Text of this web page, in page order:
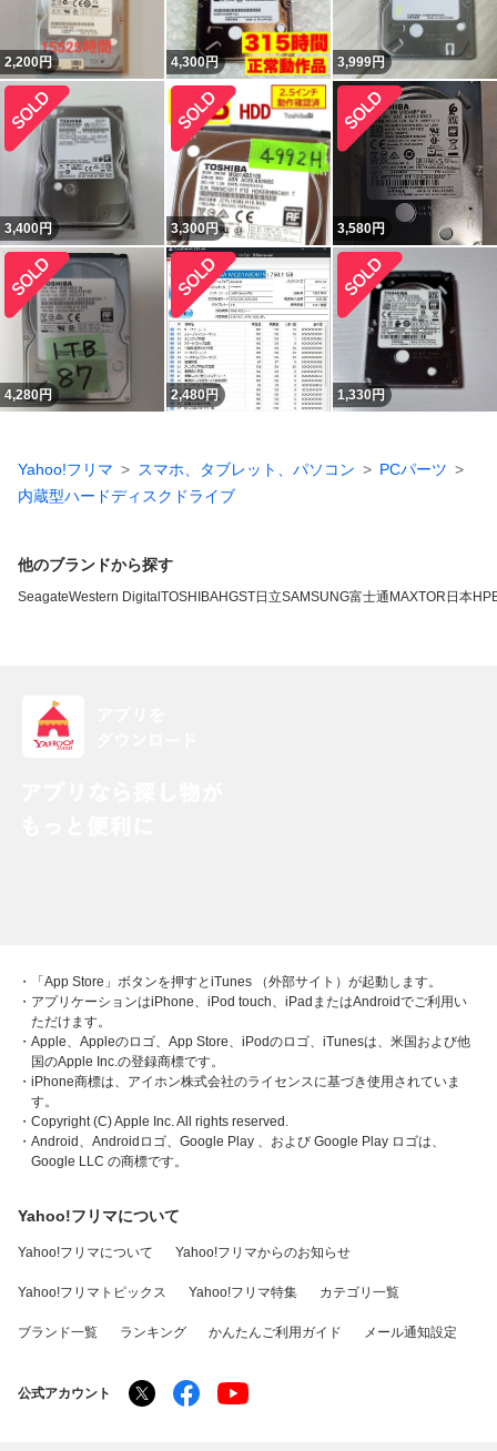
2,200円 4,300円 3,999円
3,400円 3,300円 3,580円
4,280円 2,480円 1,330円
Yahoo!フリマ スマホ、タブレット、パソコン
PCパーツ
内蔵型ハードディスクドライブ
他のブランドから探す
SeagateWestern Digital TOSHIBAHGST日立SAMSUNG富士通 MAXTOR 日本HP
・「App Store」ボタンを押すとiTunes （外部サイト）が起動します。
・アプリケーションはiPhone、iPod touch、iPadまたはAndroidでご利用い
ただけます。
・Apple、Appleのロゴ、App Store、iPodのロゴ、iTunesは、米国および他
国のApple Inc.の登録商標です。
・iPhone商標は、アイホン株式会社のライセンスに基づき使用されていま
す。
・Copyright (C) Apple Inc. All rights reserved.
・Android、Androidロゴ、Google Play 、および Google Play ロゴは、
Google LLC の商標です。
Yahoo!フリマについて
Yahoo!フリマについて Yahoo!フリマからのお知らせ
Yahoo!フリマトピックス Yahoo!フリマ特集 カテゴリ一覧
ブランド一覧 ランキング かんたんご利用ガイド メール通知設定
公式アカウント